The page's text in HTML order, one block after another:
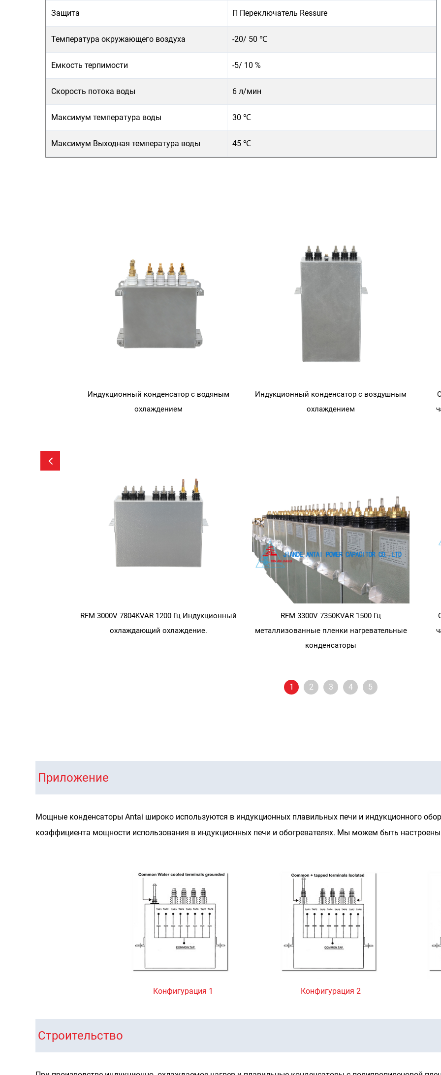
Защита П Переключатель Ressure
Температура окружающего воздуха -20/ 50 ℃
Емкость терпимости -5/ 10 %
Скорость потока воды 6 л/мин
Максимум температура воды 30 ℃
Максимум Выходная температура воды 45 ℃
В 3960KVAR 3000 Гц средней
6921KVAR 1200 Гц средней
ОЗУ 1250 В 3000KVAR 1000 Гц Электрический
нагревательный конденсатор
RAM 1250V 2000KVAR 500 Гц
низкочастотный индукционный
ОЗУ 3000KVAR Средней частоты
конденсаторы водяного охлаждения
ОЗУ 1200 В высокого давления
Электрический нагревательный
1 2 3 4 5
Приложение
Мощные конденсаторы Antai широко используются в индукционных плавильных печи и индукционного
коэффициента мощности использования в индукционных печи и обогревателях. Мы можем быть настроены
Конфигурация 1 Конфигурация 2
Строительство